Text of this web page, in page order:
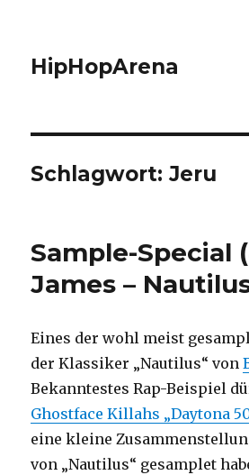
HipHopArena
Schlagwort:Jeru
Sample-Special
James –
Eines der wohl meist
der Klassiker „Nautilus“ von
Bekanntestes Rap-Beispiel
Ghostface Killahs „Daytona
eine kleine
von „Nautilus“ gesamplet